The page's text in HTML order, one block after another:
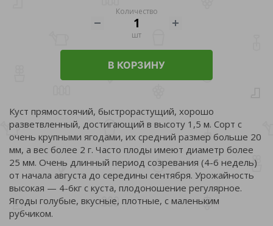
Количество
шт
В КОРЗИНУ
Куст прямостоячий, быстрорастущий, хорошо
разветвленный, достигающий в высоту 1,5 м. Сорт с
очень крупными ягодами, их средний размер больше 20
мм, а вес более 2 г. Часто плоды имеют диаметр более
25 мм. Очень длинный период созревания (4-6 недель)
от начала августа до середины сентября. Урожайность
высокая — 4-6кг с куста, плодоношение регулярное.
Ягоды голубые, вкусные, плотные, с маленьким
рубчиком.